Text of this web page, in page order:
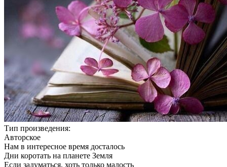
Тип произведения:
Авторское
Нам в интересное время досталось
Дни коротать на планете Земля
Если задуматься, хоть только малость